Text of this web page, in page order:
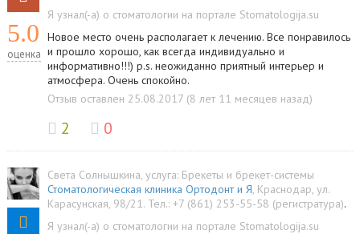
5.0
оценка
Я узнал(-а) о стоматологии на портале Stomatologija.su
Новое место очень располагает к лечению. Все понравилось
и прошло хорошо, как всегда индивидуально и
информативно!!!) p.s. неожиданно приятный интерьер и
атмосфера. Очень спокойно.
Отзыв оставлен 25.08.2017 (8 лет 11 месяцев назад)
2 0
Света Солнышкина, услуга: Брекеты и брекет-системы
Стоматологическая клиника Ортодонт и Я, Краснодар, ул.
Карасунская, 98/21. Тел.: +7 (861) 253-55-58 (регистратура).
Я узнал(-а) о стоматологии на портале Stomatologija.su